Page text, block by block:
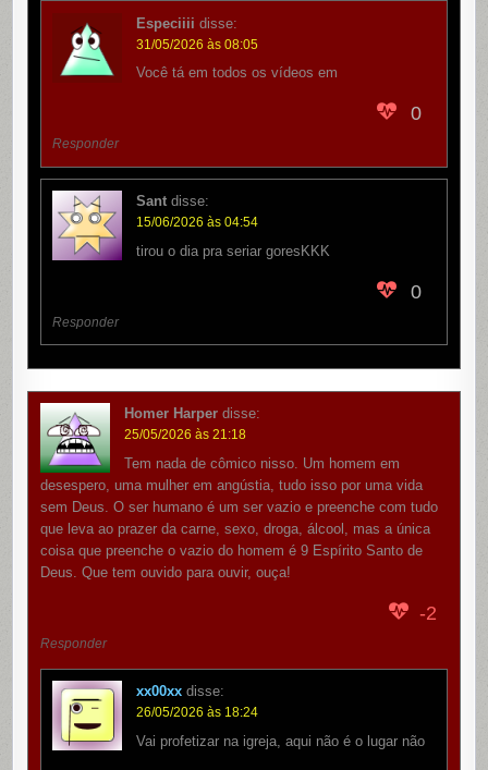
Especiiii disse:
31/05/2026 às 08:05
Você tá em todos os vídeos em
0
Responder
Sant disse:
15/06/2026 às 04:54
tirou o dia pra seriar goresKKK
0
Responder
Homer Harper disse:
25/05/2026 às 21:18
Tem nada de cômico nisso. Um homem em
desespero, uma mulher em angústia, tudo isso por uma vida
sem Deus. O ser humano é um ser vazio e preenche com tudo
que leva ao prazer da carne, sexo, droga, álcool, mas a única
coisa que preenche o vazio do homem é 9 Espírito Santo de
Deus. Que tem ouvido para ouvir, ouça!
-2
Responder
xx00xx disse:
26/05/2026 às 18:24
Vai profetizar na igreja, aqui não é o lugar não